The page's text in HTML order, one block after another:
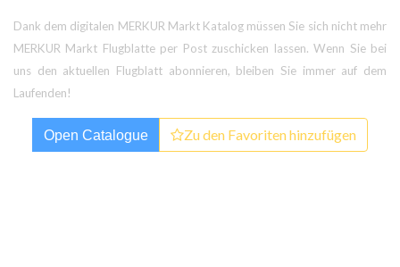
Dank dem digitalen MERKUR Markt Katalog müssen Sie sich nicht mehr
MERKUR Markt Flugblatte per Post zuschicken lassen. Wenn Sie bei
uns den aktuellen Flugblatt abonnieren, bleiben Sie immer auf dem
Laufenden!
Open Catalogue Zu den Favoriten hinzufügen